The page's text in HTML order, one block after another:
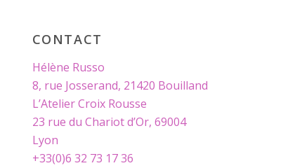
CONTACT
Hélène Russo
8, rue Josserand, 21420 Bouilland
L’Atelier Croix Rousse
23 rue du Chariot d’Or, 69004
Lyon
+33(0)6 32 73 17 36